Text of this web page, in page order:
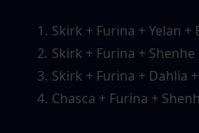
Skirk + Furina + Yelan +
Skirk + Furina +
Skirk + Furina + Dahlia
Chasca + Furina +